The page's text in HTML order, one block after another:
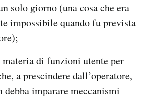
solo giorno (una cosa che era
impossibile quando fu prevista
di funzioni utente per
a prescindere dall’operatore,
debba imparare meccanismi